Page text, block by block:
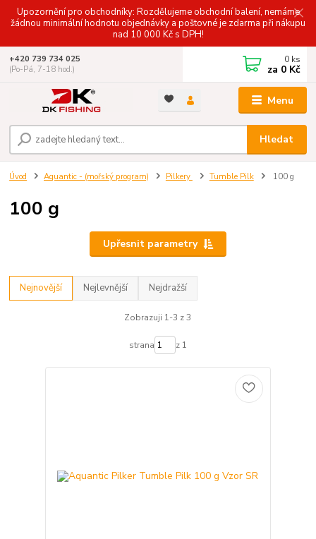
Upozornění pro obchodníky: Rozdělujeme obchodní balení, nemáme
žádnou minimální hodnotu objednávky a poštovné je zdarma při nákupu
nad 10 000 Kč s DPH!
Menu
Hledat
+420 739 734 025
(Po-Pá, 7-18 hod.)
0 ks
za 0 Kč
Úvod Aquantic - (mořský program) Pilkery Tumble Pilk 100 g
100 g
Upřesnit parametry
Nejnovější Nejlevnější Nejdražší
Zobrazuji 1-3 z 3
strana z 1